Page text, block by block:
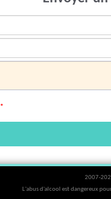
*
2007-
L'abus d'alcool est dangereux